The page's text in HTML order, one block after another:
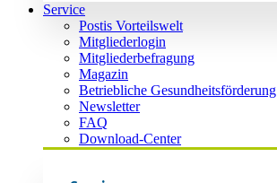
Service
Postis Vorteilswelt
Mitgliederlogin
Mitgliederbefragung
Magazin
Betriebliche Gesundheitsförderung
Newsletter
FAQ
Download-Center